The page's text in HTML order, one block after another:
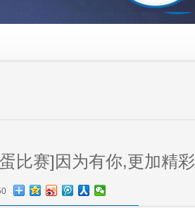
比赛]因为有你,更加精彩